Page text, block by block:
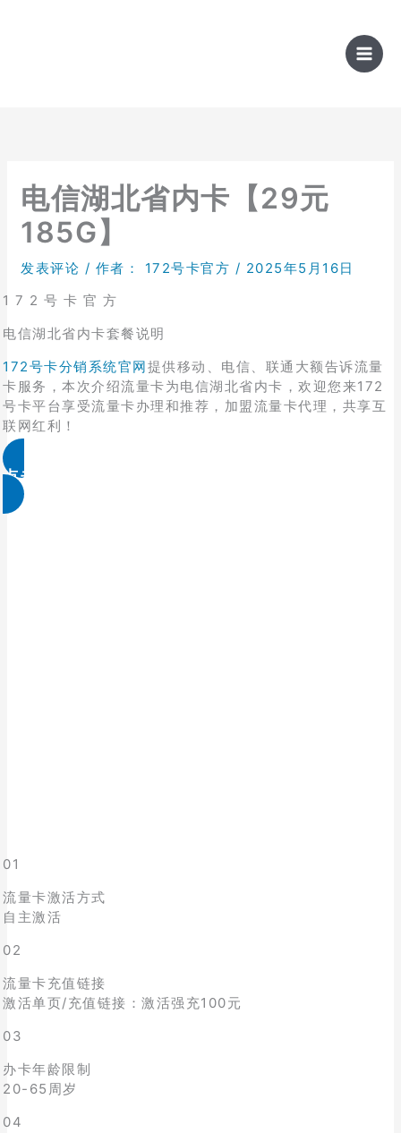
电信湖北省内卡【29元
185G】
发表评论 / 作者： 172号卡官方 / 2025年5月16日
1 7 2 号 卡 官 方
电信湖北省内卡套餐说明
172号卡分销系统官网提供移动、电信、联通大额告诉流量
卡服务，本次介绍流量卡为电信湖北省内卡，欢迎您来172
号卡平台享受流量卡办理和推荐，加盟流量卡代理，共享互
联网红利！
点击免费领取
01
流量卡激活方式
自主激活
02
流量卡充值链接
激活单页/充值链接：激活强充100元
03
办卡年龄限制
20-65周岁
04